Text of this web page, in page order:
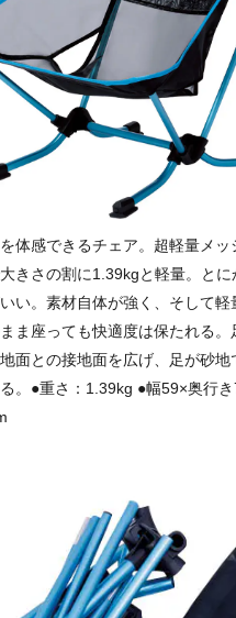
体感できるチェア。超軽量メッ
きさの割に1.39kgと軽量。とに
い。素材自体が強く、そして
ま座っても快適度は保たれる。
面との接地面を広げ、足が砂地
。●重さ：1.39kg ●幅59×奥行